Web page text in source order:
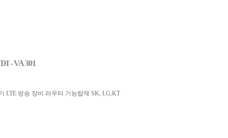
- VA 301
LTE 방송 장비 라우터 기능탑재 SK, LG,KT